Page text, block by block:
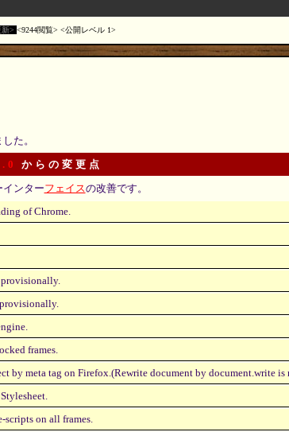
新 9244閲覧 公開レベル 1
た。
からの変更点
インターフェイスの改善です。
of Chrome.
frames.
by meta tag on Firefox.(Rewrite document by document.write is
on all frames.